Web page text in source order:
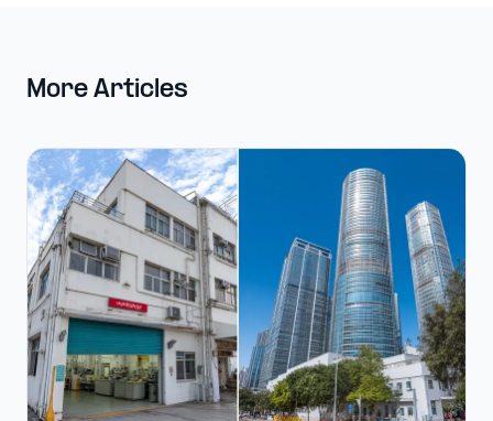
More Articles